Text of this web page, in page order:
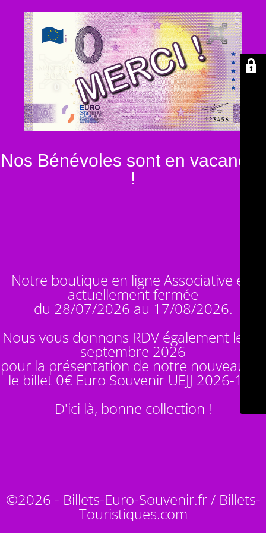
Nos Bénévoles sont en vacances
!
Notre boutique en ligne Associative est
actuellement fermée
du 28/07/2026 au 17/08/2026.
Nous vous donnons RDV également le 14
septembre 2026
pour la présentation de notre nouveauté :
le billet 0€ Euro Souvenir UEJJ 2026-10
D'ici là, bonne collection !
©2026 - Billets-Euro-Souvenir.fr / Billets-
Touristiques.com